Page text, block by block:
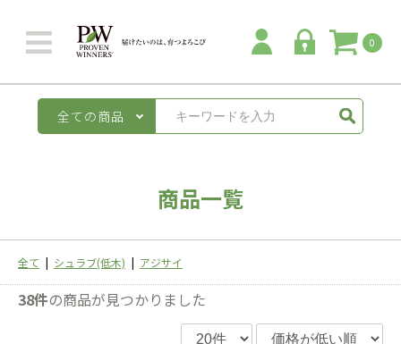
0
全ての商品
商品一覧
全て | シュラブ(低木) | アジサイ
38件の商品が見つかりました